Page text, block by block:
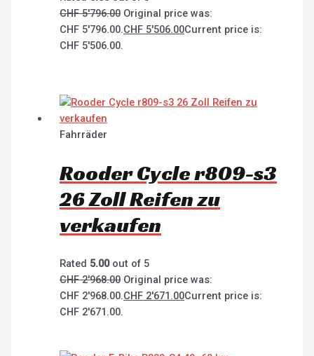
CHF5'796.00 Original price was:
CHF 5'796.00.CHF 5'506.00Current price is:
CHF 5'506.00.
Fahrräder
Rooder Cycle r809-s3
26 Zoll Reifen zu
verkaufen
Rated 5.00out of 5
CHF2'968.00 Original price was:
CHF 2'968.00.CHF 2'671.00Current price is:
CHF 2'671.00.